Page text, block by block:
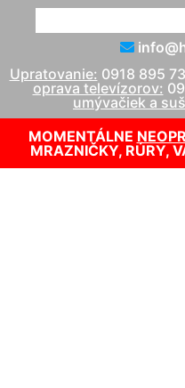
Upratovanie: 0918 895
oprava televízorov:
umývačiek a
MOMENTÁLNE
MRAZNIČKY, RÚRY,